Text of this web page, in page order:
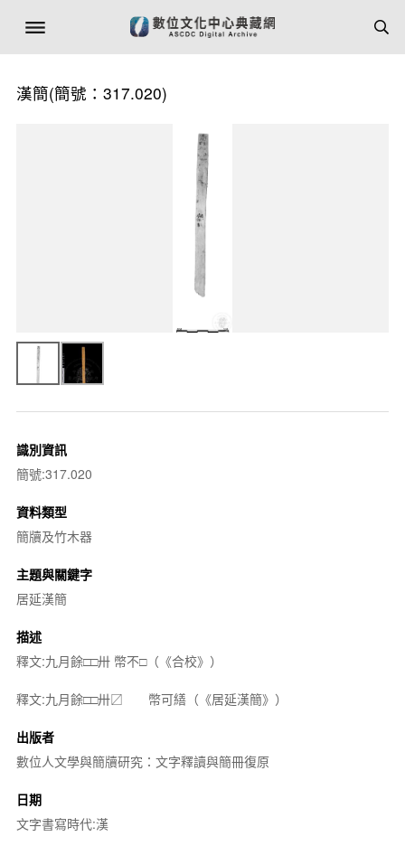
漢簡(簡號：317.020)
識別資訊
簡號:317.020
資料類型
簡牘及竹木器
主題與關鍵字
居延漢簡
描述
釋文:九月餘□□卅 幣不□（《合校》）
釋文:九月餘□□卅〼 幣可繕（《居延漢簡》）
出版者
數位人文學與簡牘研究：文字釋讀與簡冊復原
日期
文字書寫時代:漢